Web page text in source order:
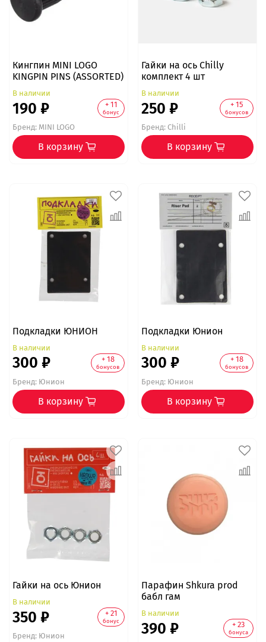
Кингпин MINI LOGO
KINGPIN PINS (ASSORTED)
В наличии
190 ₽ + 11
бонус
Бренд:MINI LOGO
В корзину
Гайки на ось Chilly
комплект 4 шт
В наличии
250 ₽ + 15
бонусов
Бренд:Chilli
В корзину
Подкладки ЮНИОН
В наличии
300 ₽ + 18
бонусов
Бренд:Юнион
В корзину
Подкладки Юнион
В наличии
300 ₽ + 18
бонусов
Бренд:Юнион
В корзину
Гайки на ось Юнион
В наличии
350 ₽ + 21
бонус
Бренд:Юнион
Парафин Shkura prod
бабл гам
В наличии
390 ₽ + 23
бонуса